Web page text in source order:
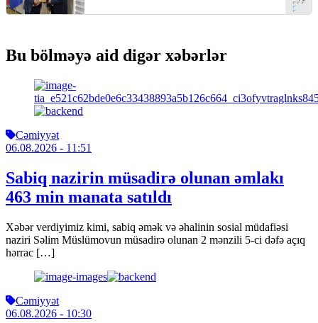
Bu bölməyə aid digər xəbərlər
Cəmiyyət
06.08.2026 - 11:51
Sabiq nazirin müsadirə olunan əmlakı
463 min manata satıldı
Xəbər verdiyimiz kimi, sabiq əmək və əhalinin sosial müdafiəsi
naziri Səlim Müslümovun müsadirə olunan 2 mənzili 5-ci dəfə açıq
hərrac […]
Cəmiyyət
06.08.2026 - 10:30